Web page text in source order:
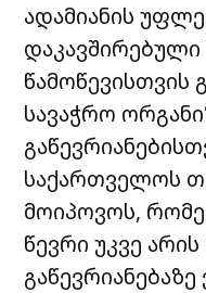
ადამიანის
დაკავშირებული
სავაჭრო
საქართველოს
მოიპოვოს,
წევრი უკვე